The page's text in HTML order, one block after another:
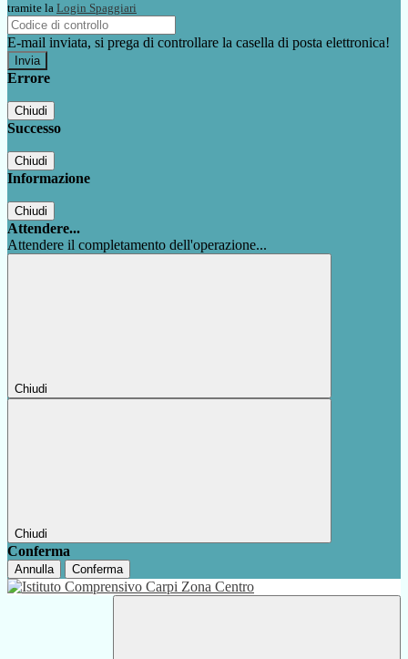
tramite la Login Spaggiari
E-mail inviata, si prega di controllare la casella di posta elettronica!
Errore
Chiudi
Successo
Chiudi
Informazione
Chiudi
Attendere...
Attendere il completamento dell'operazione...
Chiudi
Chiudi
Conferma
Annulla Conferma